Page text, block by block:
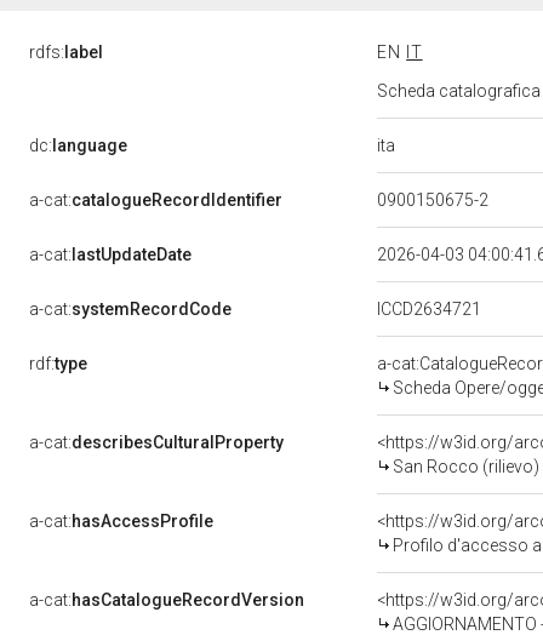
rdfs: label EN
IT
Scheda
dc: language ita
a-cat:catalogueRecordIdentifier 0900150675-2
a-cat: lastUpdateDate 2026-04-03
a-cat:systemRecordCode ICCD2634721
rdf:type
a-
Scheda Opere/
a-cat:describesCulturalProperty
<https://w3id.org/
San Rocco (rilievo)
a-cat:hasAccessProfile
<https://w3id.org/
Profilo d'accesso
a-cat:hasCatalogueRecordVersion
<https://w3id.org/